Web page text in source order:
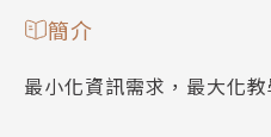
簡介
最小化資訊需求，最大化